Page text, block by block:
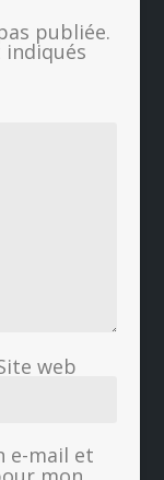
publiée.
web
e-mail et